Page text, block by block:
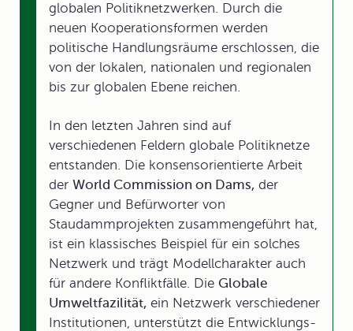
globalen Politiknetzwerken. Durch die
neuen Kooperationsformen werden
politische Handlungsräume erschlossen, die
von der lokalen, nationalen und regionalen
bis zur globalen Ebene reichen.
In den letzten Jahren sind auf
verschiedenen Feldern globale Politiknetze
entstanden. Die konsensorientierte Arbeit
der World Commission on Dams, der
Gegner und Befürworter von
Staudammprojekten zusammengeführt hat,
ist ein klassisches Beispiel für ein solches
Netzwerk und trägt Modellcharakter auch
für andere Konfliktfälle. Die Globale
Umweltfazilität, ein Netzwerk verschiedener
Institutionen, unterstützt die Entwicklungs-